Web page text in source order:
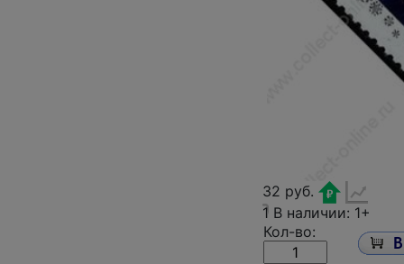
32 руб.
1 В наличии: 1+
Кол-во: